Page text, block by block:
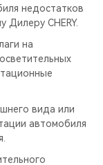
недостатков
CHERY.
на
вида или
автомобиля